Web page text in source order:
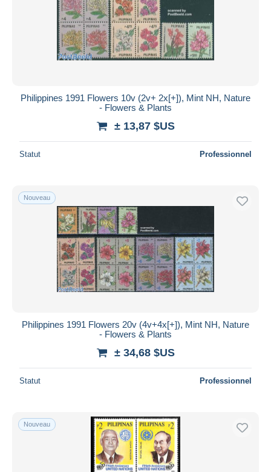
Philippines 1991 Flowers 10v (2v+ 2x[+]), Mint NH, Nature
- Flowers & Plants
± 13,87 $US
Statut Professionnel
Nouveau
Philippines 1991 Flowers 20v (4v+4x[+]), Mint NH, Nature
- Flowers & Plants
± 34,68 $US
Statut Professionnel
Nouveau